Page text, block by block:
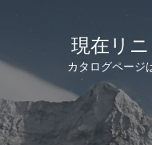
現在リ
カタログページ